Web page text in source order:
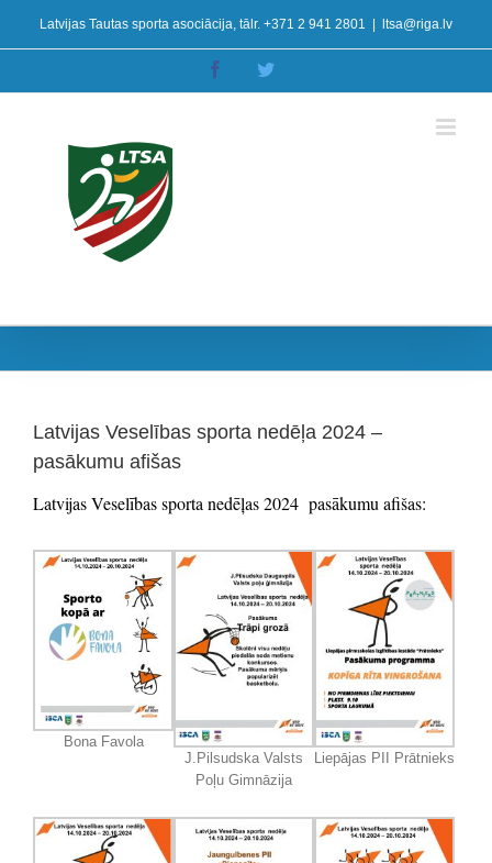
content
Latvijas Tautas sporta asociācija, tālr. +371 2 941 2801 ltsa@riga.lv
Facebook
Latvijas Veselības sporta nedēļa 2024 –
pasākumu afišas
Latvijas Veselības sporta nedēļas 2024 pasākumu afišas:
Bona Favola
J.Pilsudska Valsts
Poļu Gimnāzija
Liepājas PII Prātnieks